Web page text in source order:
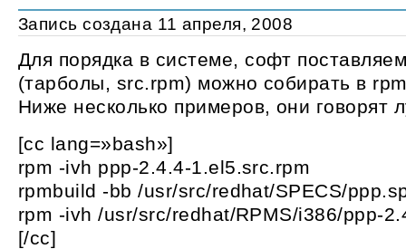
Запись создана 11 апреля, 2008
Для порядка в системе, софт
(тарболы, src.rpm) можно собирать в
Ниже несколько примеров, они говорят
[cc lang=»bash»]
rpm -ivh ppp-2.4.4-1.el5.src.rpm
rpmbuild -bb /usr/src/redhat/SPECS/
rpm -ivh /usr/src/redhat/RPMS/i386/ppp-
[/cc]